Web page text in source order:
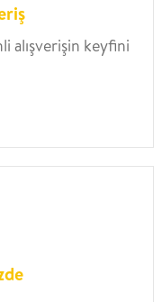
alışverişin keyfini